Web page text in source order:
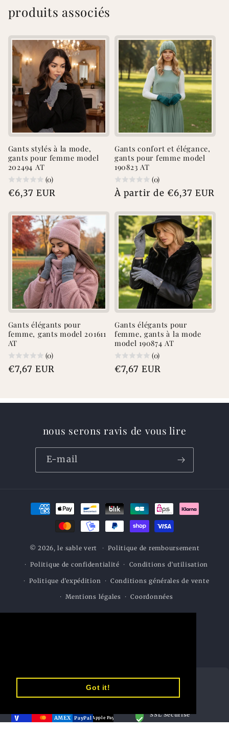
Got it!
produits associés
Gants stylés à la mode,
gants pour femme model
202494 AT
(0)
Prix
€6,37 EUR
Gants confort et élégance,
gants pour femme model
190823 AT
(0)
Prix
À partir de €6,37 EUR
Gants élégants pour
femme, gants model 201611
AT
(0)
Prix
€7,67 EUR
Gants élégants pour
femme, gants à la mode
model 190874 AT
(0)
Prix
€7,67 EUR
nous serons ravis de vous lire
E-mail
Moyens
© 2026,le sable vert Politique de remboursement
Politique de confidentialité Conditions d’utilisation
Politique d’expédition Conditions générales de vente
Mentions légales Coordonnées
MOYENS DE PAIEMENT
ACCEPTÉS
AMEX PayPalApple Pay
SÉCURITÉ
SSL Sécurisé